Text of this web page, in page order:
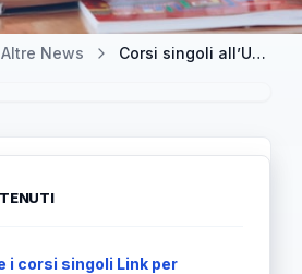
Altre News Corsi singoli all’Università Link: integra CFU e accedi a classi di concorso, GPS e percorsi abilitanti
i corsi singoli Link per